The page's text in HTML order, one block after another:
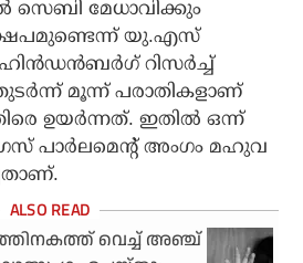
സെബി മേധാവിക്കും
യു.എസ്
റിസര്‍ച്ച്
മൂന്ന് പരാതികളാണ്
ഉയര്‍ന്നത്. ഇതില്‍ ഒന്ന്
പാര്‍ലമെന്റ് അംഗം മഹുവ
വെച്ച് അഞ്ച്